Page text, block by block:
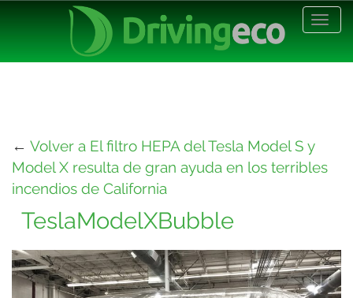
← Volver a El filtro HEPA del Tesla Model S y
Model X resulta de gran ayuda en los terribles
incendios de California
TeslaModelXBubble